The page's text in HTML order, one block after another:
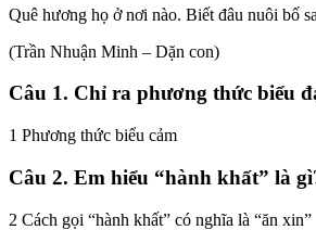
Quê hương họ ở nơi nào. Biết đâu nuôi bố
(Trần Nhuận Minh – Dặn con)
Câu 1. Chỉ ra phương thức biểu
1 Phương thức biểu cảm
Câu 2. Em hiểu “hành khất” là
2 Cách gọi “hành khất” có nghĩa là “ăn xin”